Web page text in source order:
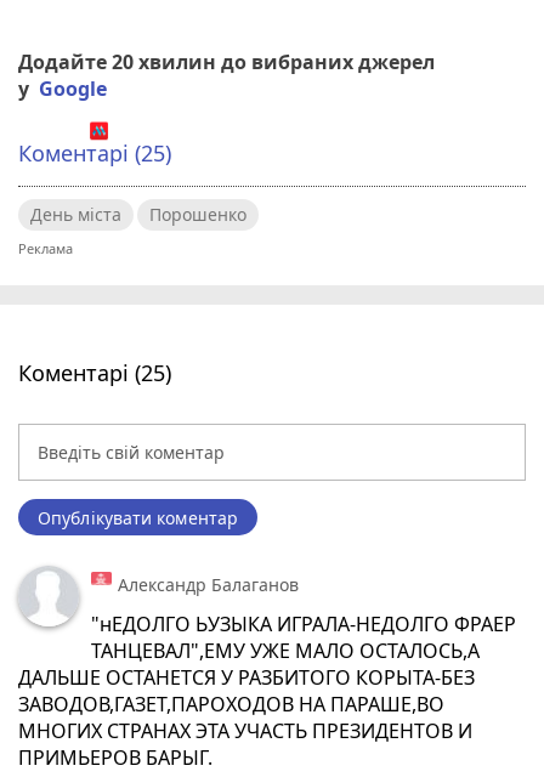
Додайте 20 хвилин до вибраних джерел
у Google
Коментарі (25)
День міста Порошенко
Коментарі (25)
Опублікувати коментар
Александр Балаганов
"нЕДОЛГО ЬУЗЫКА ИГРАЛА-НЕДОЛГО ФРАЕР
ТАНЦЕВАЛ",ЕМУ УЖЕ МАЛО ОСТАЛОСЬ,А
ДАЛЬШЕ ОСТАНЕТСЯ У РАЗБИТОГО КОРЫТА-БЕЗ
ЗАВОДОВ,ГАЗЕТ,ПАРОХОДОВ НА ПАРАШЕ,ВО
МНОГИХ СТРАНАХ ЭТА УЧАСТЬ ПРЕЗИДЕНТОВ И
ПРИМЬЕРОВ БАРЫГ.